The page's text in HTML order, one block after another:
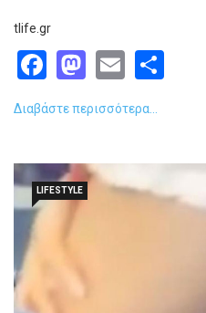
tlife.gr
Facebook
Mastodon
Email
Διαβάστε περισσότερα...
LIFESTYLE